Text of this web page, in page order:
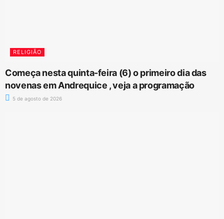
RELIGIÃO
Começa nesta quinta-feira (6) o primeiro dia das
novenas em Andrequice , veja a programação
5 de agosto de 2026